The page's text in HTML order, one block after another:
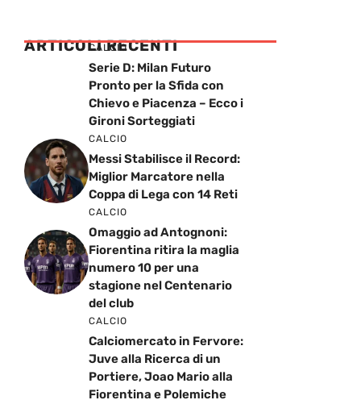
ARTICOLI RECENTI
CALCIO
Serie D: Milan Futuro
Pronto per la Sfida con
Chievo e Piacenza – Ecco i
Gironi Sorteggiati
CALCIO
Messi Stabilisce il Record:
Miglior Marcatore nella
Coppa di Lega con 14 Reti
CALCIO
Omaggio ad Antognoni:
Fiorentina ritira la maglia
numero 10 per una
stagione nel Centenario
del club
CALCIO
Calciomercato in Fervore:
Juve alla Ricerca di un
Portiere, Joao Mario alla
Fiorentina e Polemiche